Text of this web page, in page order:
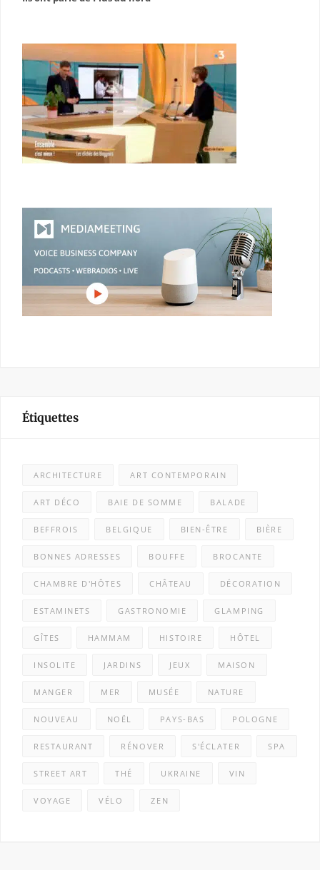
Étiquettes
ARCHITECTURE ART CONTEMPORAIN
ART DÉCO BAIE DE SOMME BALADE
BEFFROIS BELGIQUE BIEN-ÊTRE BIÈRE
BONNES ADRESSES BOUFFE BROCANTE
CHAMBRE D'HÔTES CHÂTEAU DÉCORATION
ESTAMINETS GASTRONOMIE GLAMPING
GÎTES HAMMAM HISTOIRE HÔTEL
INSOLITE JARDINS JEUX MAISON
MANGER MER MUSÉE NATURE
NOUVEAU NOËL PAYS-BAS POLOGNE
RESTAURANT RÉNOVER S'ÉCLATER SPA
STREET ART THÉ UKRAINE VIN
VOYAGE VÉLO ZEN